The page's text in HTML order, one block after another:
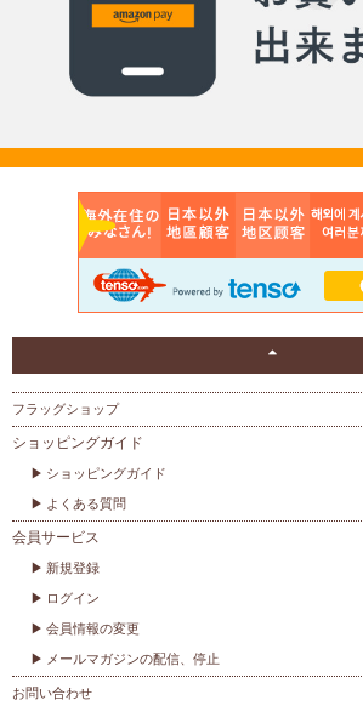
フラッグショップ
ショッピングガイド
ショッピングガイド
よくある質問
会員サービス
新規登録
ログイン
会員情報の変更
メールマガジンの配信、停止
お問い合わせ